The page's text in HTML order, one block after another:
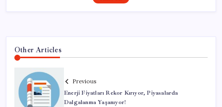
Other Articles
Previous
Enerji Fiyatları Rekor Kırıyor, Piyasalarda
Dalgalanma Yaşanıyor!